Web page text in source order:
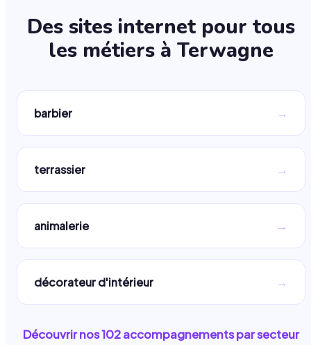
Des sites internet pour tous
les métiers à Terwagne
barbier →
terrassier →
animalerie →
décorateur d'intérieur →
Découvrir nos102accompagnements par secteur